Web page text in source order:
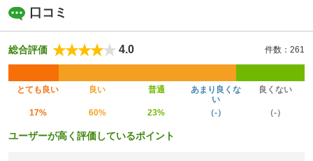
口コミ
総合評価 4.0 件数：261
とても良い 良い 普通
あまり良くな
い
良くない
17% 60% 23% （-） （-）
ユーザーが高く評価しているポイント